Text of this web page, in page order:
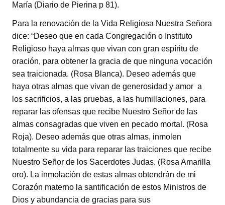
María (Diario de Pierina p 81).
Para la renovación de la Vida Religiosa Nuestra Señora
dice: “Deseo que en cada Congregación o Instituto
Religioso haya almas que vivan con gran espíritu de
oración, para obtener la gracia de que ninguna vocación
sea traicionada. (Rosa Blanca). Deseo además que
haya otras almas que vivan de generosidad y amor a
los sacrificios, a las pruebas, a las humillaciones, para
reparar las ofensas que recibe Nuestro Señor de las
almas consagradas que viven en pecado mortal. (Rosa
Roja). Deseo además que otras almas, inmolen
totalmente su vida para reparar las traiciones que recibe
Nuestro Señor de los Sacerdotes Judas. (Rosa Amarilla
oro). La inmolación de estas almas obtendrán de mi
Corazón materno la santificación de estos Ministros de
Dios y abundancia de gracias para sus